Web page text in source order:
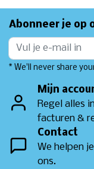
Abonneer je op
* We'll never share
Mijn
Regel alles
facturen &
Contact
We helpen
ons.